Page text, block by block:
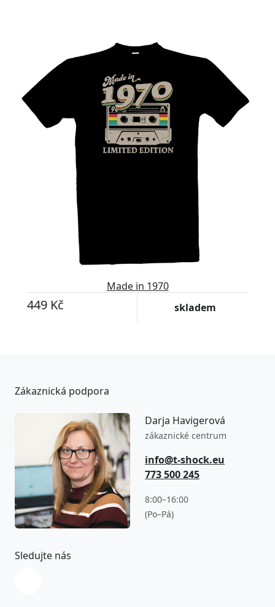
Made in 1970
449 Kč skladem
Zákaznická podpora
Darja Havigerová
zákaznické centrum
info@t-shock.eu
773 500 245
8:00–16:00
(Po–Pá)
Sledujte nás